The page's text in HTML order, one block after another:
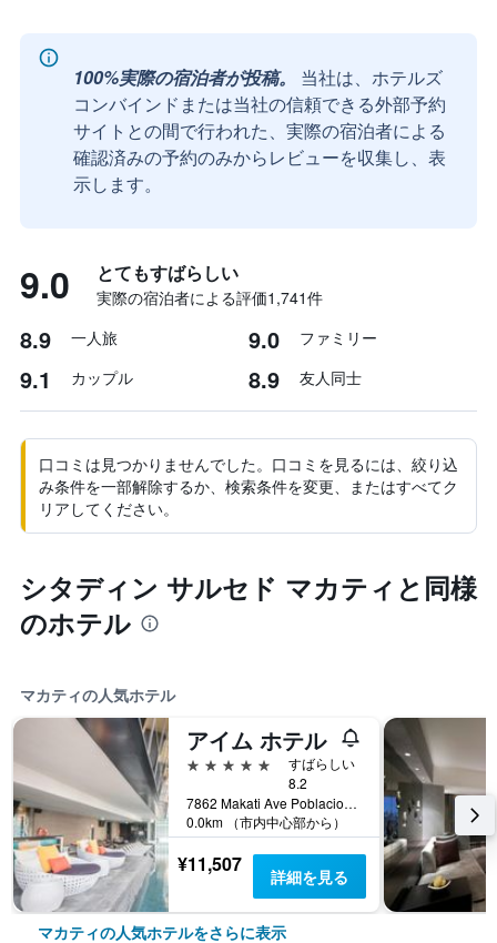
100%実際の宿泊者が投稿。
当社は、ホテルズ
コンバインドまたは当社の信頼できる外部予約
サイトとの間で行われた、実際の宿泊者による
確認済みの予約のみからレビューを収集し、表
示します。
9.0 とてもすばらしい
実際の宿泊者による評価1,741​件
8.9 一人旅 9.0 ファミリー
9.1 カップル 8.9 友人同士
口コミは見つかりませんでした。口コミを見るには、絞り込
み条件を一部解除するか、検索条件を変更、またはすべてク
リアしてください。
シタディン サルセド マカティと同様
のホテル
マカティの人気ホテル
アイム ホテル
5つ星
すばらしい
8.2
7862 Makati Ave Poblacion, マカティ, フィリピン
0.0km （市内中心部から）
¥11,507 詳細を見る
マカティの人気ホテルをさらに表示